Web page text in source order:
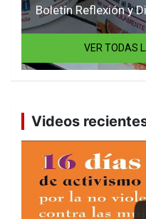
Boletín Reflexión y
VER TODAS
Videos